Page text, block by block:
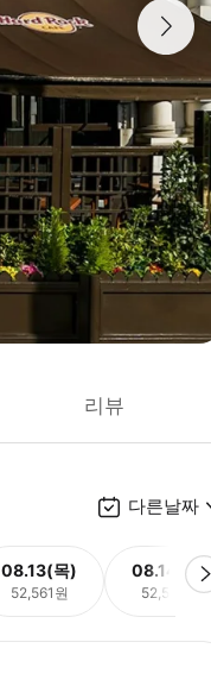
리뷰
다른날짜
08.13(목)
52,561원
08.14(금)
52,561원